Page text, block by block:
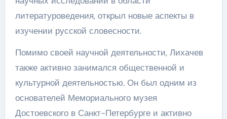
литературоведения, открыл новые аспекты в
изучении русской словесности.
Помимо своей научной деятельности, Лихачев
также активно занимался общественной и
культурной деятельностью. Он был одним из
основателей Мемориального музея
Достоевского в Санкт-Петербурге и активно